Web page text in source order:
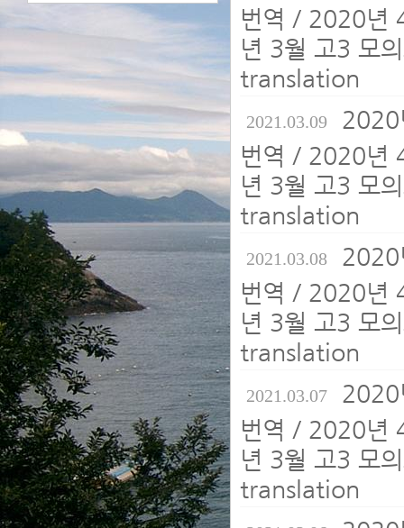
번역 / 2020년
년 3월 고3 모
translation
2021.03.09 2020
번역 / 2020년
년 3월 고3 모
translation
2021.03.08 2020
번역 / 2020년
년 3월 고3 모
translation
2021.03.07 2020
번역 / 2020년
년 3월 고3 모
translation